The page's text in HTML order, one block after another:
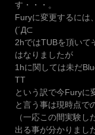
す・・・。
Furyに変更するには
(´Д⊂
2hではTUBを頂いて
はなりましたが
1hに関しては未だ
TT
という訳で今Furyに
と言う事は現時点で
（一応この間実験
出る事が分かりまし